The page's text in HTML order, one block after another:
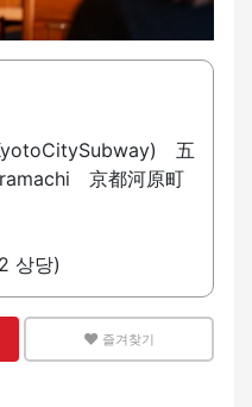
五
京都河原町
상당)
즐겨찾기